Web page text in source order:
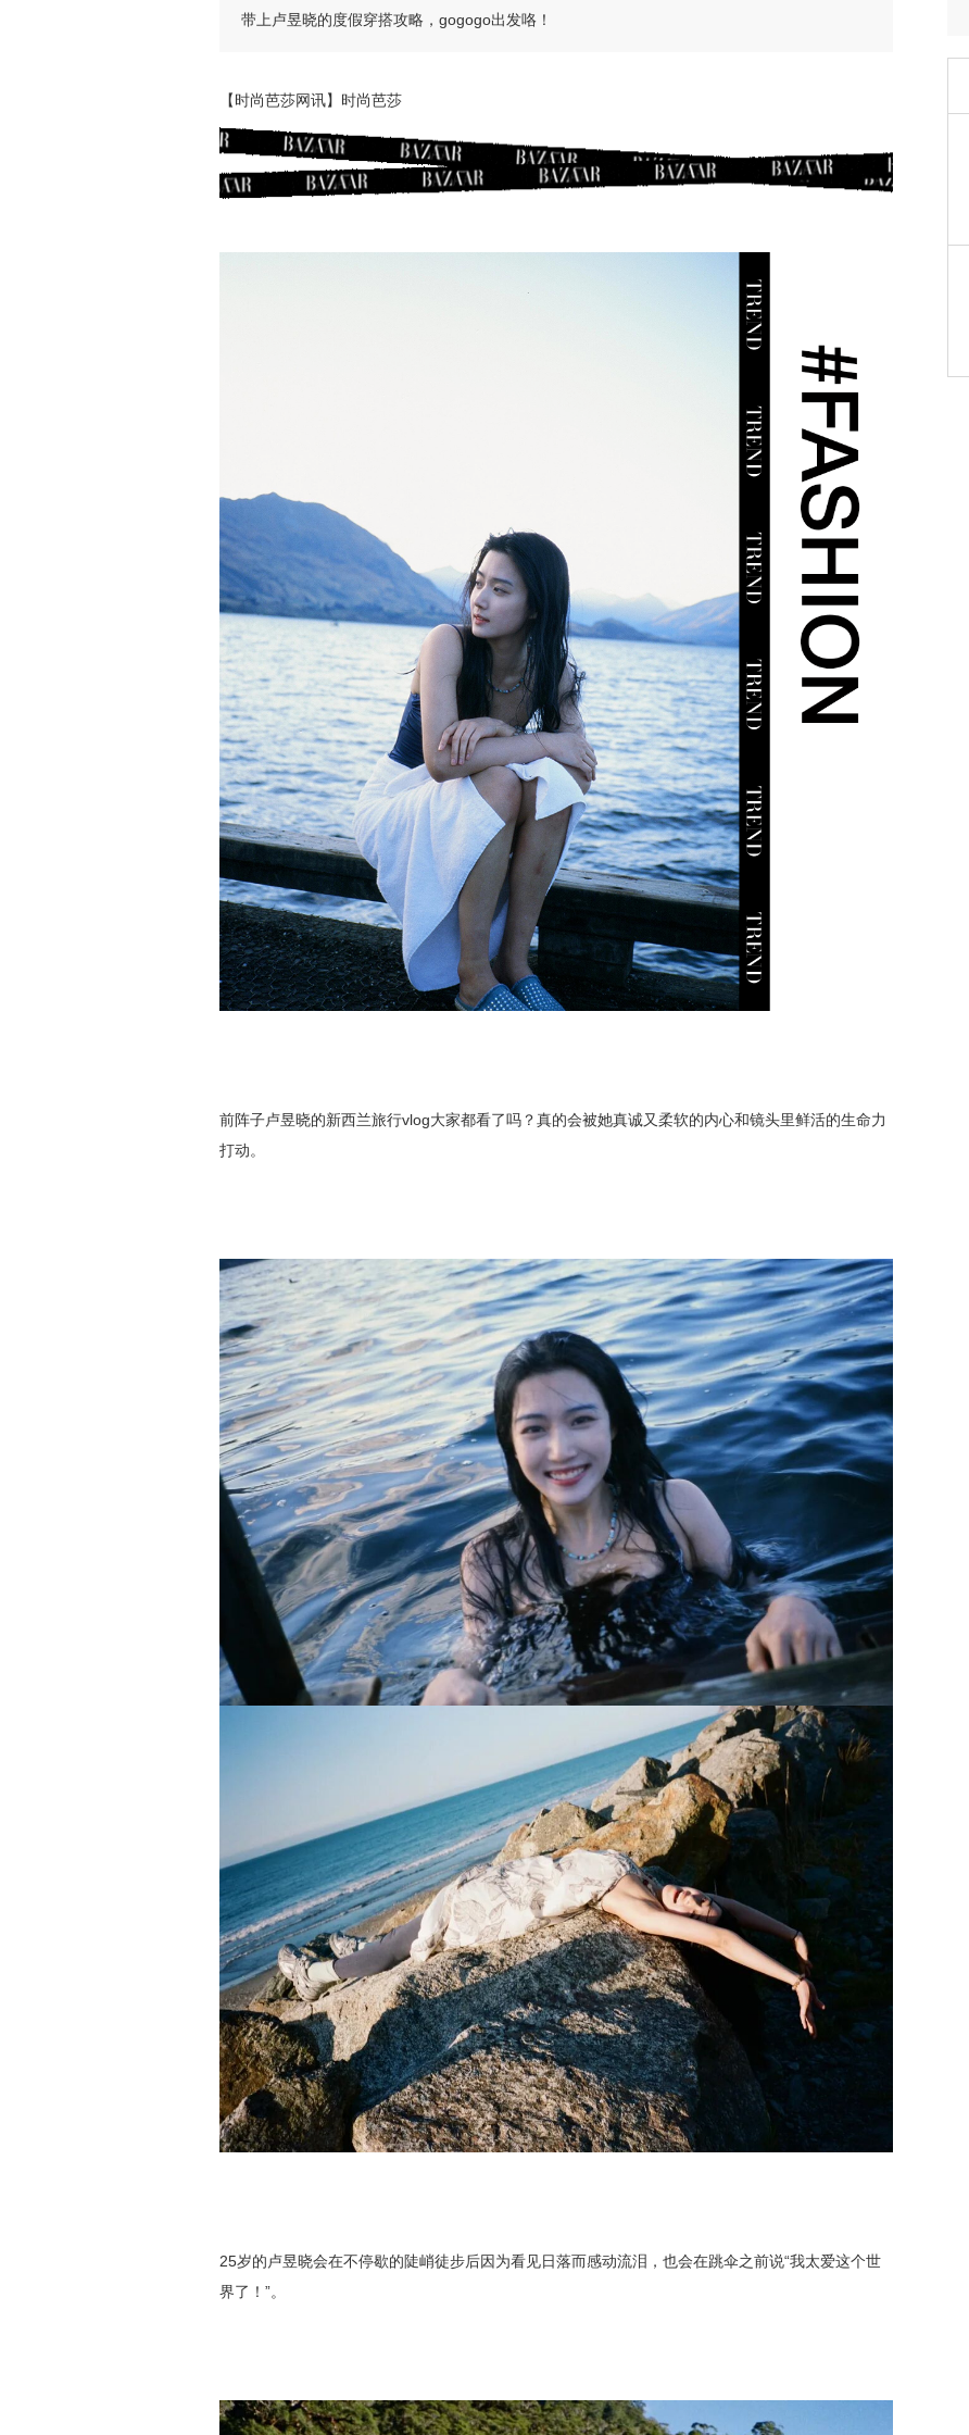
带上卢昱晓的度假穿搭攻略，gogogo出发咯！
【时尚芭莎网讯】时尚芭莎
前阵子卢昱晓的新西兰旅行vlog大家都看了吗？真的会被她真诚又柔软的内心和镜头里鲜活的生命力
打动。
25岁的卢昱晓会在不停歇的陡峭徒步后因为看见日落而感动流泪，也会在跳伞之前说“我太爱这个世
界了！”。